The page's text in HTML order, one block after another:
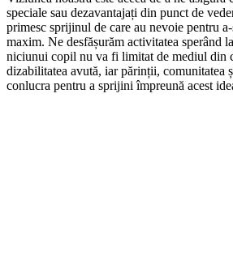
speciale sau dezavantajați din punct de
primesc sprijinul de care au nevoie pentru
maxim. Ne desfășurăm activitatea sperând
niciunui copil nu va fi limitat de mediul din
dizabilitatea avută, iar părinții, comunitatea
conlucra pentru a sprijini împreună acest